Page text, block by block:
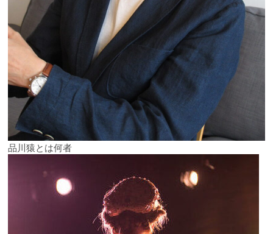
品川猿とは何者